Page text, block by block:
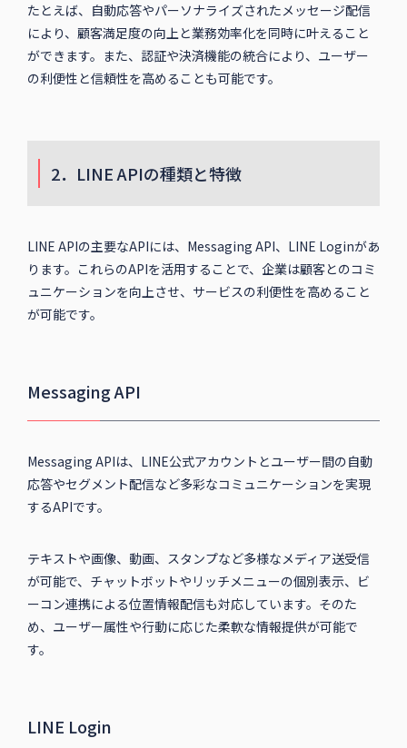
たとえば、自動応答やパーソナライズされたメッセージ配信
により、顧客満足度の向上と業務効率化を同時に叶えること
ができます。また、認証や決済機能の統合により、ユーザー
の利便性と信頼性を高めることも可能です。
2．LINE APIの種類と特徴
LINE APIの主要なAPIには、Messaging API、LINE Loginがあ
ります。これらのAPIを活用することで、企業は顧客とのコミ
ュニケーションを向上させ、サービスの利便性を高めること
が可能です。
Messaging API
Messaging APIは、LINE公式アカウントとユーザー間の自動
応答やセグメント配信など多彩なコミュニケーションを実現
するAPIです。
テキストや画像、動画、スタンプなど多様なメディア送受信
が可能で、チャットボットやリッチメニューの個別表示、ビ
ーコン連携による位置情報配信も対応しています。そのた
め、ユーザー属性や行動に応じた柔軟な情報提供が可能で
す。
LINE Login